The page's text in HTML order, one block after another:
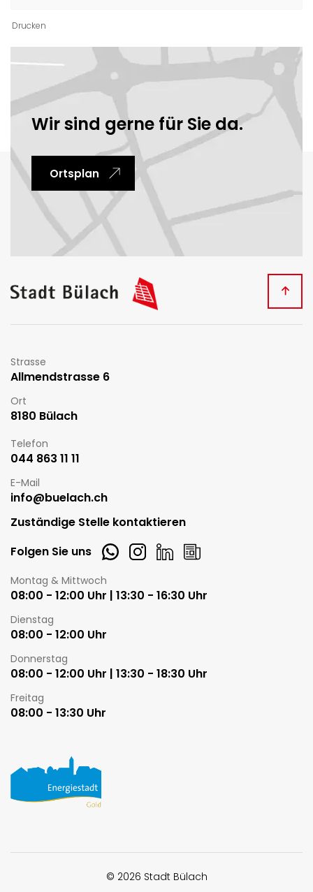
Drucken
Ortsinformationen
Wir sind gerne für Sie da.
Ortsplan
Kontakt
Strasse
Allmendstrasse 6
Ort
8180 Bülach
Telefon
044 863 11 11
E-Mail
info@buelach.ch
Zuständige Stelle kontaktieren
Folgen Sie uns
WhatsappInstagram
LinkedInNewsletter
Öffnungszeiten
Montag & Mittwoch
08:00 - 12:00 Uhr | 13:30 - 16:30 Uhr
Dienstag
08:00 - 12:00 Uhr
Donnerstag
08:00 - 12:00 Uhr | 13:30 - 18:30 Uhr
Freitag
08:00 - 13:30 Uhr
© 2026 Stadt Bülach